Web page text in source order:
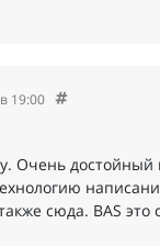
19:00
Очень
сюда. BAS